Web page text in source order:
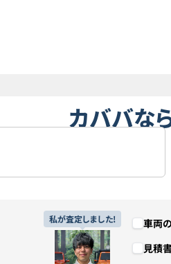
カババな
私が査定しました!
車両
見積